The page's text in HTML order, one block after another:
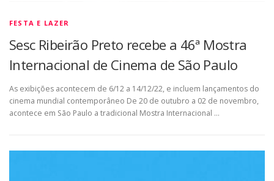
FESTA E LAZER
Sesc Ribeirão Preto recebe a 46ª Mostra
Internacional de Cinema de São Paulo
As exibições acontecem de 6/12 a 14/12/22, e incluem lançamentos do
cinema mundial contemporâneo De 20 de outubro a 02 de novembro,
acontece em São Paulo a tradicional Mostra Internacional …